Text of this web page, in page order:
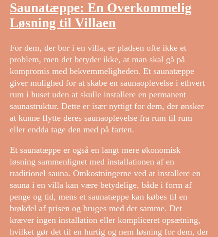
Saunatæppe: En Overkommelig
Løsning til Villaen
For dem, der bor i en villa, er pladsen ofte ikke et
problem, men det betyder ikke, at man skal gå på
kompromis med bekvemmeligheden. Et saunatæppe
giver mulighed for at skabe en saunaoplevelse i ethvert
rum i huset uden at skulle installere en permanent
saunastruktur. Dette er især nyttigt for dem, der ønsker
at kunne flytte deres saunaoplevelse fra rum til rum
eller endda tage den med på farten.
Et saunatæppe er også en langt mere økonomisk
løsning sammenlignet med installationen af en
traditionel sauna. Omkostningerne ved at installere en
sauna i en villa kan være betydelige, både i form af
penge og tid, mens et saunatæppe kan købes til en
brøkdel af prisen og bruges med det samme. Det
kræver ingen installation eller kompliceret opsætning,
hvilket gør det til en hurtig og nem løsning for dem, der